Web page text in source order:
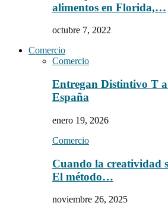
alimentos en Florida,…
octubre 7, 2022
Comercio
Comercio
Entregan Distintivo T a
España
enero 19, 2026
Comercio
Cuando la creatividad
El método…
noviembre 26, 2025